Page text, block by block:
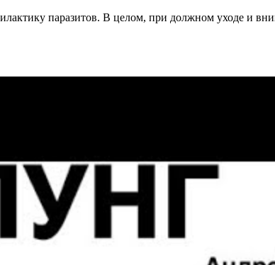
паразитов. В целом, при должном уходе и